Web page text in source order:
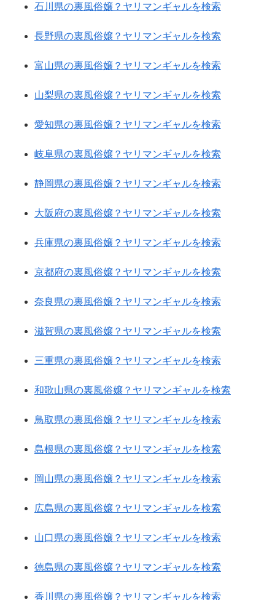
石川県の裏風俗嬢？ヤリマンギャルを検索
長野県の裏風俗嬢？ヤリマンギャルを検索
富山県の裏風俗嬢？ヤリマンギャルを検索
山梨県の裏風俗嬢？ヤリマンギャルを検索
愛知県の裏風俗嬢？ヤリマンギャルを検索
岐阜県の裏風俗嬢？ヤリマンギャルを検索
静岡県の裏風俗嬢？ヤリマンギャルを検索
大阪府の裏風俗嬢？ヤリマンギャルを検索
兵庫県の裏風俗嬢？ヤリマンギャルを検索
京都府の裏風俗嬢？ヤリマンギャルを検索
奈良県の裏風俗嬢？ヤリマンギャルを検索
滋賀県の裏風俗嬢？ヤリマンギャルを検索
三重県の裏風俗嬢？ヤリマンギャルを検索
和歌山県の裏風俗嬢？ヤリマンギャルを検索
鳥取県の裏風俗嬢？ヤリマンギャルを検索
島根県の裏風俗嬢？ヤリマンギャルを検索
岡山県の裏風俗嬢？ヤリマンギャルを検索
広島県の裏風俗嬢？ヤリマンギャルを検索
山口県の裏風俗嬢？ヤリマンギャルを検索
徳島県の裏風俗嬢？ヤリマンギャルを検索
香川県の裏風俗嬢？ヤリマンギャルを検索